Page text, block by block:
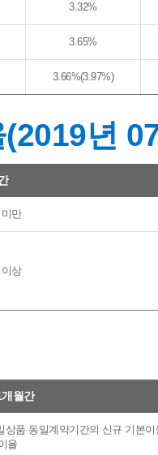
3.32%
3.65%
3.66%(3.97%)
년
만
상
월간
상품 동일계약기간의 신규 기본이
율